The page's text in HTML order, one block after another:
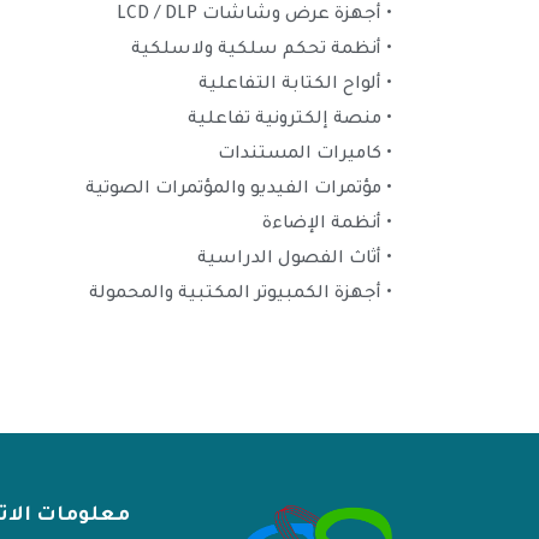
• أجهزة عرض وشاشات LCD / DLP
• أنظمة تحكم سلكية ولاسلكية
• ألواح الكتابة التفاعلية
• منصة إلكترونية تفاعلية
• كاميرات المستندات
• مؤتمرات الفيديو والمؤتمرات الصوتية
• أنظمة الإضاءة
• أثاث الفصول الدراسية
• أجهزة الكمبيوتر المكتبية والمحمولة
معلومات